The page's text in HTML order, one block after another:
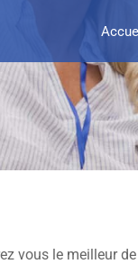
vous le meilleur